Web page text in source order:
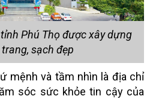
Phú Thọ được xây dựng
sạch đẹp
mệnh và tầm nhìn là địa chỉ
sóc sức khỏe tin cậy của